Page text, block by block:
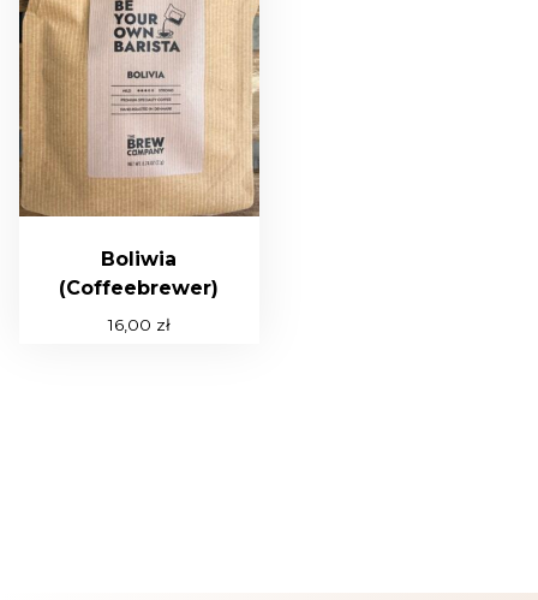
Boliwia
(Coffeebrewer)
16,00 zł